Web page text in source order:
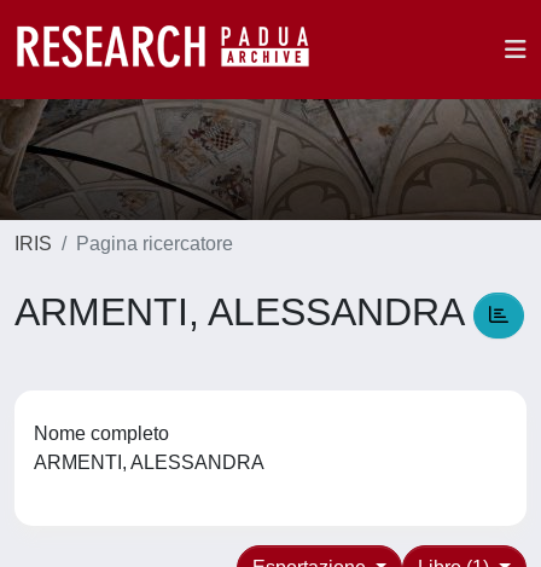
IRIS Pagina ricercatore
ARMENTI, ALESSANDRA
Nome completo
ARMENTI, ALESSANDRA